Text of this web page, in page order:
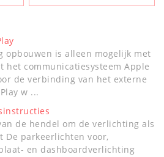
opbouwen is alleen mogelijk met
het communicatiesysteem Apple
de verbinding van het externe
w ...
de hendel om de verlichting als
De parkeerlichten voor,
en dashboardverlichting